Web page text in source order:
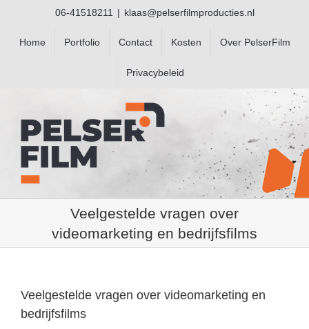
06-41518211 | klaas@pelserfilmproducties.nl
Home Portfolio Contact Kosten Over PelserFilm
Privacybeleid
Veelgestelde vragen over
videomarketing en bedrijfsfilms
Veelgestelde vragen over videomarketing en
bedrijfsfilms